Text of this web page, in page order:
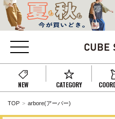
NEW CATEGORY
TOP arbore(アーバー)